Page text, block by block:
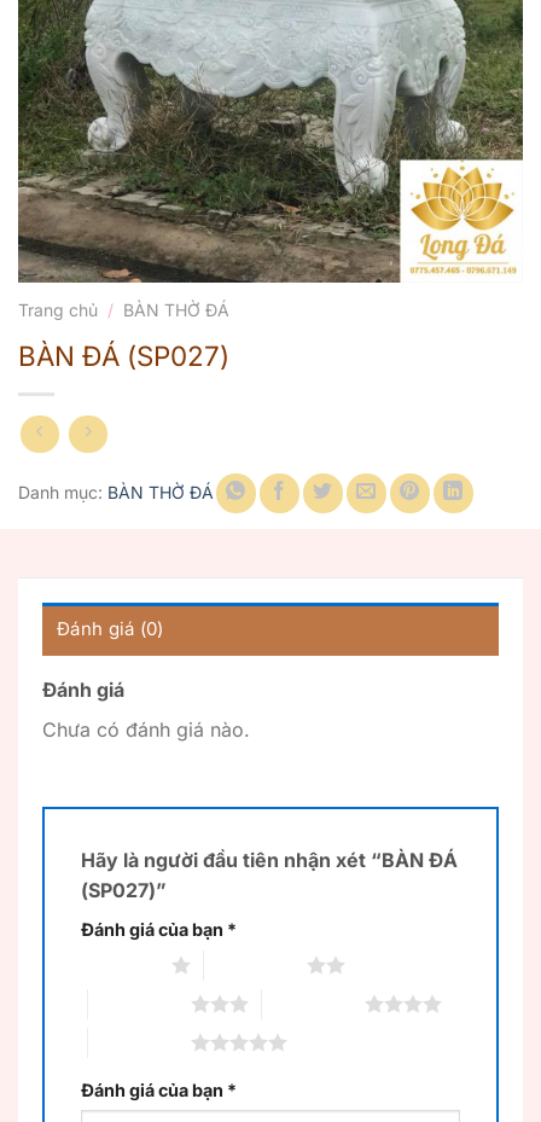
Trang chủ / BÀN THỜ ĐÁ
BÀN ĐÁ (SP027)
Danh mục: BÀN THỜ ĐÁ
Đánh giá (0)
Đánh giá
Chưa có đánh giá nào.
Hãy là người đầu tiên nhận xét “BÀN ĐÁ
(SP027)”
Đánh giá của bạn *
Đánh giá của bạn *